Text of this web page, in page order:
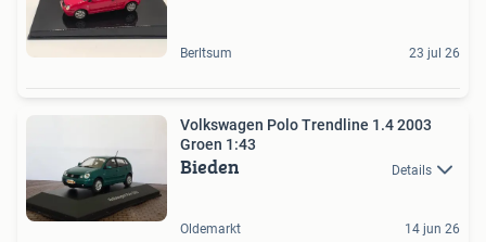
Berltsum 23 jul 26
Volkswagen Polo Trendline 1.4 2003
Groen 1:43
Bieden Details
Oldemarkt 14 jun 26